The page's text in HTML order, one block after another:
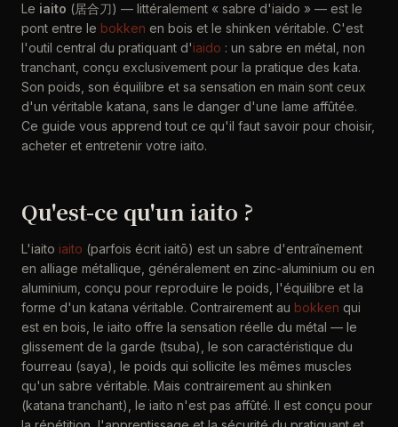
Le iaito (居合刀) — littéralement « sabre d'iaido » — est le
pont entre le bokken en bois et le shinken véritable. C'est
l'outil central du pratiquant d'iaido : un sabre en métal, non
tranchant, conçu exclusivement pour la pratique des kata.
Son poids, son équilibre et sa sensation en main sont ceux
d'un véritable katana, sans le danger d'une lame affûtée.
Ce guide vous apprend tout ce qu'il faut savoir pour choisir,
acheter et entretenir votre iaito.
Qu'est-ce qu'un iaito ?
L'iaito iaito (parfois écrit iaitō) est un sabre d'entraînement
en alliage métallique, généralement en zinc-aluminium ou en
aluminium, conçu pour reproduire le poids, l'équilibre et la
forme d'un katana véritable. Contrairement au bokken qui
est en bois, le iaito offre la sensation réelle du métal — le
glissement de la garde (tsuba), le son caractéristique du
fourreau (saya), le poids qui sollicite les mêmes muscles
qu'un sabre véritable. Mais contrairement au shinken
(katana tranchant), le iaito n'est pas affûté. Il est conçu pour